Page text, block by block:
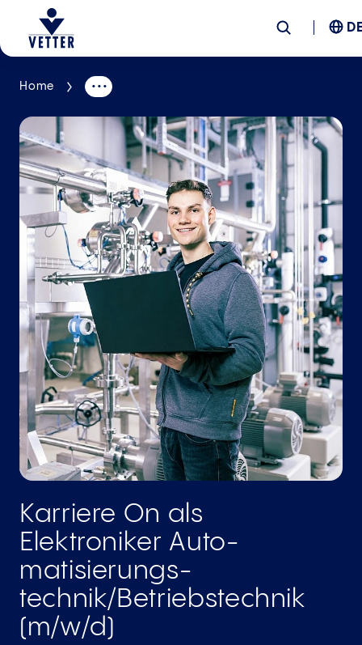
Unternehmen
Verantwortung
Services
Standorte
News &
Karriere
Home
Karriere On als
Elektroniker Auto­
matisierungs­
technik/Betriebs­technik
(m/w/d)